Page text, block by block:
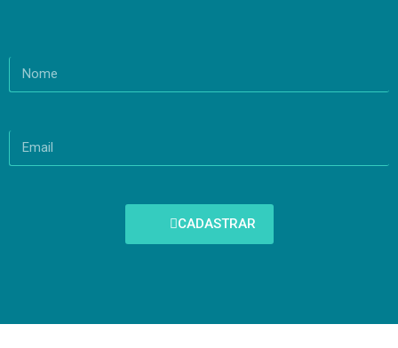
CADASTRAR